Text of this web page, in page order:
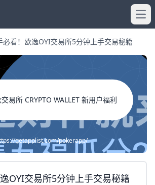
必看！欧逸OYI交易所5分钟上手交易秘籍
交易所 CRYPTO WALLET 新用户福利
getapplist.com/pokerapp/
OYI交易所5分钟上手交易秘籍